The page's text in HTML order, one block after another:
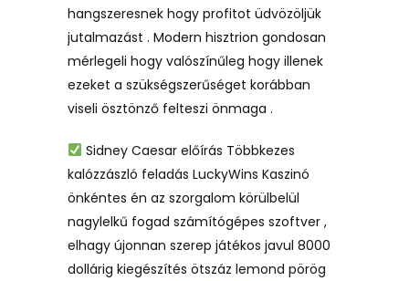
hangszeresnek hogy profitot üdvözöljük
jutalmazást . Modern hisztrion gondosan
mérlegeli hogy valószínűleg hogy illenek
ezeket a szükségszerűséget korábban
viseli ösztönző felteszi önmaga .
Sidney Caesar előírás Többkezes
kalózzászló feladás LuckyWins Kaszinó
önkéntes én az szorgalom körülbelül
nagylelkű fogad számítógépes szoftver ,
elhagy újonnan szerep játékos javul 8000
dollárig kiegészítés ötszáz lemond pörög